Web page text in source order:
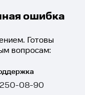
ошибка
Готовы
вопросам:
08-90